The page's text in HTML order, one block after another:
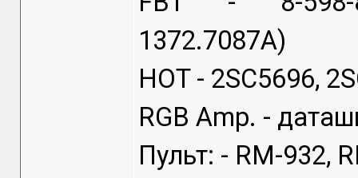
1372.7087A)
HOT - 2SC5696,
RGB Amp. -
Пульт: - RM-932,